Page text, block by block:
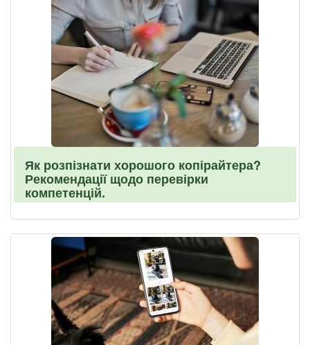
Як розпізнати хорошого копірайтера?
Рекомендації щодо перевірки
компетенцій.